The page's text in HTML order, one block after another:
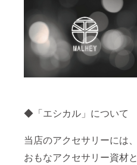
◆「エシカル」について
当店のアクセサリーには、
おもなアクセサリー資材と